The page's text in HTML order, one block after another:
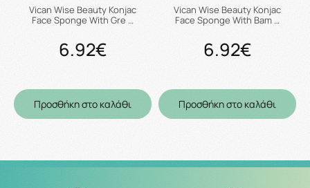
Vican Wise Beauty Konjac
Face Sponge With Gre …
6.92€
Προσθήκη στο καλάθι
Vican Wise Beauty Konjac
Face Sponge With Bam …
6.92€
Προσθήκη στο καλάθι